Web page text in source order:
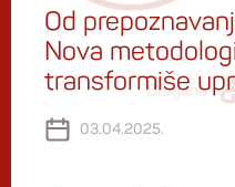
Od
Nova
transformiše
03.04.2025.